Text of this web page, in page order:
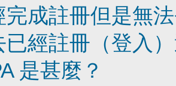
完成註冊但是無
已經註冊（登入
是甚麼？